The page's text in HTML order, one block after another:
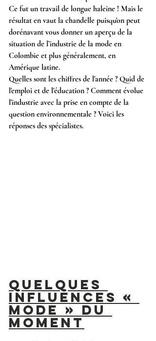
Ce fut un travail de longue haleine ! Mais le
résultat en vaut la chandelle puisqu'on peut
dorénavant vous donner un aperçu de la
situation de l’industrie de la mode en
Colombie et plus généralement, en
Amérique latine.
Quelles sont les chiffres de l'année ? Quid de
l'emploi et de l'éducation ? Comment évolue
l'industrie avec la prise en compte de la
question environnementale ? Voici les
réponses des spécialistes.
QUELQUES
INFLUENCES «
MODE » DU
MOMENT